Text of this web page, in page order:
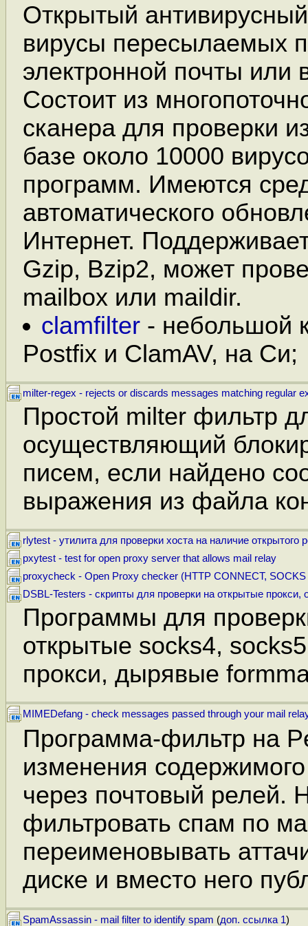
Открытый
вирусы пересылаемых
электронной почты
Состоит из
сканера для проверки
базе около 10000
программ. Имеются
автоматического
Интернет.
Gzip, Bzip2, может
mailbox или maildir.
clamfilter- небольшой
Postfix и ClamAV, на Си;
milter-regex - rejects or discards messages matching regular
Простой milter фильтр
осуществляющий
писем, если найдено
выражения из файла
rlytest - утилита для проверки хоста на наличие открытого
pxytest - test for open proxy server that allows mail relay
proxycheck - Open Proxy checker (HTTP CONNECT,
DSBL-Testers - скрипты для проверки на открытые прокси,
Программы для
открытые socks4,
прокси, дырявые
MIMEDefang - check messages passed through your mail
Программа-фильтр на
изменения
через почтовый релей.
фильтровать спам по
переименовывать
диске и вместо него
SpamAssassin - mail filter to identify spam (доп. ссылка 1)